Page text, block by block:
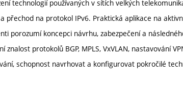
technologií používaných v sítích velkých
přechod na protokol IPv6. Praktická aplikace na
porozumí koncepci návrhu, zabezpečení a
znalost protokolů BGP, MPLS, VxVLAN, nastavování
schopnost navrhovat a konfigurovat pokročilé